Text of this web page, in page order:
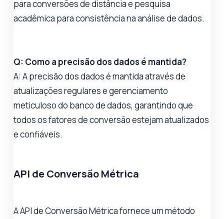
para conversões de distância e pesquisa
acadêmica para consistência na análise de dados.
Q: Como a precisão dos dados é mantida?
A: A precisão dos dados é mantida através de
atualizações regulares e gerenciamento
meticuloso do banco de dados, garantindo que
todos os fatores de conversão estejam atualizados
e confiáveis.
API de Conversão Métrica
A API de Conversão Métrica fornece um método